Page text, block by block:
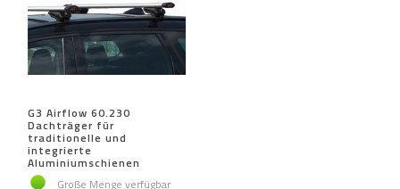
G3 Airflow 60.230
Dachträger für
traditionelle und
integrierte
Aluminiumschienen
Große Menge verfügbar